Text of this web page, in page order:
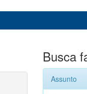
Busca
Assunto